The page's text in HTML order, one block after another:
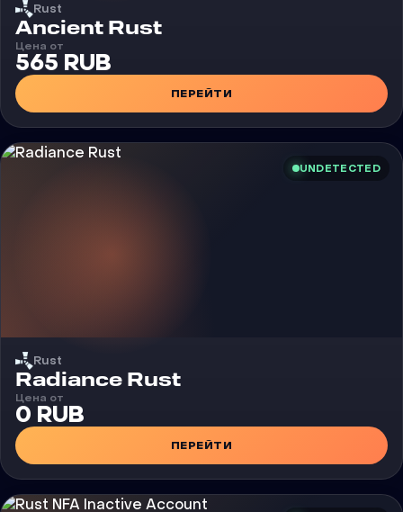
Rust
Чит
Ancient Rust
Цена от
565 RUB
ПЕРЕЙТИ
UNDETECTED
Rust
Чит
Radiance Rust
Цена от
0 RUB
ПЕРЕЙТИ